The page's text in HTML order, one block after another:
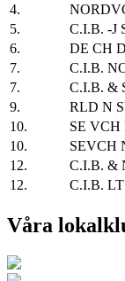
4.
5.
C.I.B. -J
6.
DE CH
7.
C.I.B.
7.
C.I.B. &
9.
RLD N
10.
SE VCH
10.
SEVCH
12.
C.I.B. &
12.
C.I.B.
Våra